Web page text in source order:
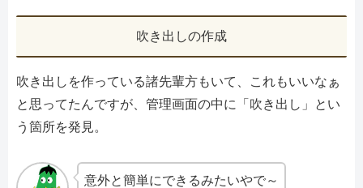
吹き出しの作成
吹き出しを作っている諸先輩方もいて、これもいいなぁ
と思ってたんですが、管理画面の中に「吹き出し」とい
う箇所を発見。
意外と簡単にできるみたいやで～